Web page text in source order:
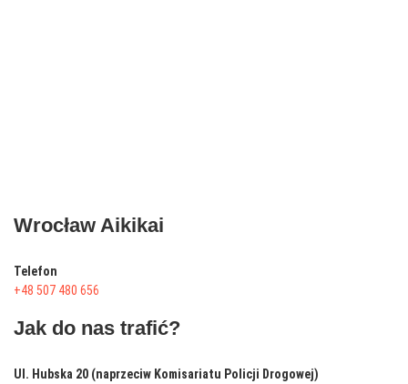
Wrocław Aikikai
Telefon
+48 507 480 656
Jak do nas trafić?
Ul. Hubska 20 (naprzeciw Komisariatu Policji Drogowej)